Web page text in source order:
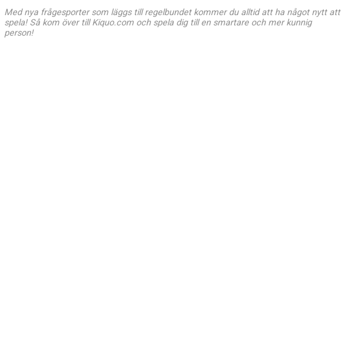
Med nya frågesporter som läggs till regelbundet kommer du alltid att ha något nytt att
spela! Så kom över till Kiquo.com och spela dig till en smartare och mer kunnig
person!